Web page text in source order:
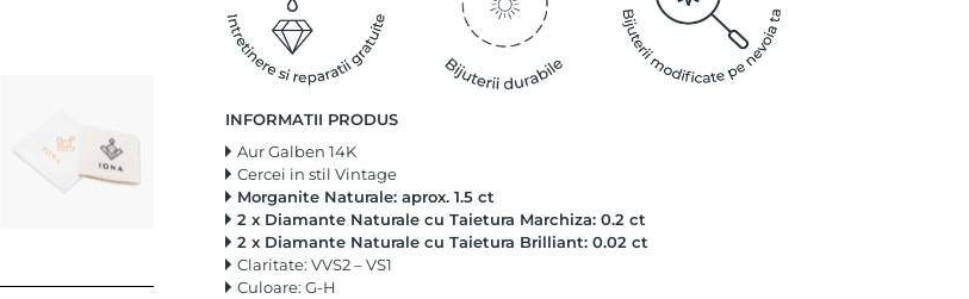
INFORMATII PRODUS
Aur Galben 14K
Cercei in stil Vintage
Morganite Naturale: aprox. 1.5 ct
2 x Diamante Naturale cu Taietura Marchiza: 0.2 ct
2 x Diamante Naturale cu Taietura Brilliant: 0.02 ct
Claritate: VVS2 – VS1
Culoare: G-H